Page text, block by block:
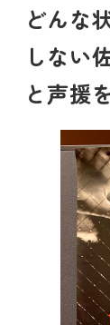
どんな
しない
と声援